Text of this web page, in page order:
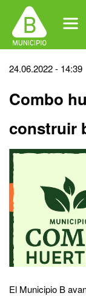
navigation
Back
top
24.06.2022 - 14:39
Combo
construir
El Municipio B